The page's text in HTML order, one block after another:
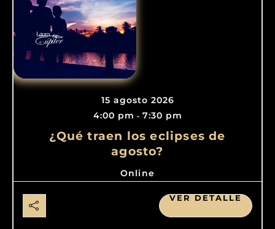
15 agosto 2026
4:00 pm - 7:30 pm
¿Qué traen los eclipses de
agosto?
Online
VER DETALLE